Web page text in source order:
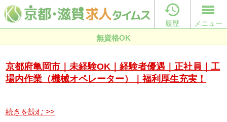

履歴 メニュー
無資格OK
京都府亀岡市｜未経験OK｜経験者優遇｜正社員｜工
場内作業（機械オペレーター）｜福利厚生充実！
続きを読む >>